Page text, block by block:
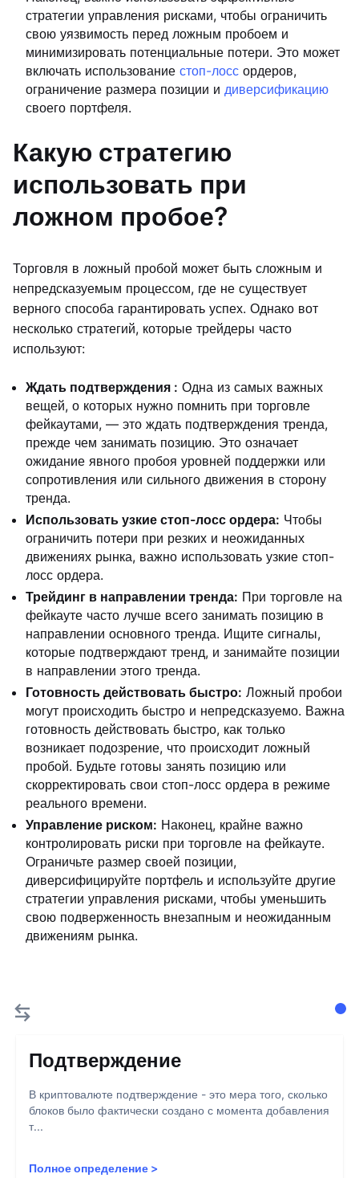
стратегии управления рисками, чтобы ограничить
свою уязвимость перед ложным пробоем и
минимизировать потенциальные потери. Это может
включать использование стоп-лосс ордеров,
ограничение размера позиции и диверсификацию
своего портфеля.
Какую стратегию
использовать при
ложном пробое?
Торговля в ложный пробой может быть сложным и
непредсказуемым процессом, где не существует
верного способа гарантировать успех. Однако вот
несколько стратегий, которые трейдеры часто
используют:
Ждать подтверждения : Одна из самых важных
вещей, о которых нужно помнить при торговле
фейкаутами, — это ждать подтверждения тренда,
прежде чем занимать позицию. Это означает
ожидание явного пробоя уровней поддержки или
сопротивления или сильного движения в сторону
тренда.
Использовать узкие стоп-лосс ордера: Чтобы
ограничить потери при резких и неожиданных
движениях рынка, важно использовать узкие стоп-
лосс ордера.
Трейдинг в направлении тренда: При торговле на
фейкауте часто лучше всего занимать позицию в
направлении основного тренда. Ищите сигналы,
которые подтверждают тренд, и занимайте позиции
в направлении этого тренда.
Готовность действовать быстро: Ложный пробои
могут происходить быстро и непредсказуемо. Важна
готовность действовать быстро, как только
возникает подозрение, что происходит ложный
пробой. Будьте готовы занять позицию или
скорректировать свои стоп-лосс ордера в режиме
реального времени.
Управление риском: Наконец, крайне важно
контролировать риски при торговле на фейкауте.
Ограничьте размер своей позиции,
диверсифицируйте портфель и используйте другие
стратегии управления рисками, чтобы уменьшить
свою подверженность внезапным и неожиданным
движениям рынка.
Подтверждение
В криптовалюте подтверждение - это мера того, сколько
блоков было фактически создано с момента добавления
т...
Полное определение >